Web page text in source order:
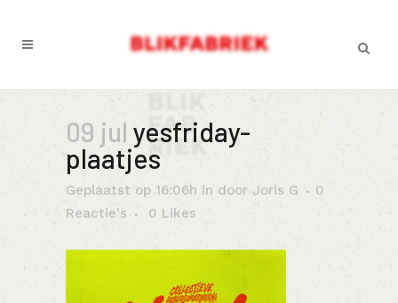
09 jul yesfriday-
plaatjes
Geplaatst op 16:06h in doorJoris G
0
Reactie's
0 Likes